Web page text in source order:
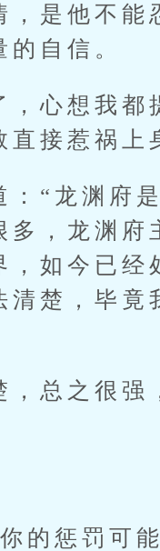
是他不能
自信。
心想我都
接惹祸上
“龙渊府是
，龙渊府
如今已经
楚，毕竟
总之很强
惩罚可能